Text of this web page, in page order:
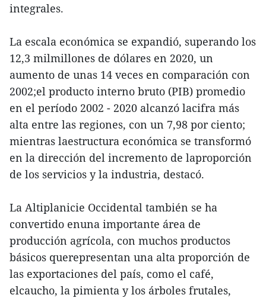
integrales.
La escala económica se expandió, superando los
12,3 milmillones de dólares en 2020, un
aumento de unas 14 veces en comparación con
2002;el producto interno bruto (PIB) promedio
en el período 2002 - 2020 alcanzó lacifra más
alta entre las regiones, con un 7,98 por ciento;
mientras laestructura económica se transformó
en la dirección del incremento de laproporción
de los servicios y la industria, destacó.
La Altiplanicie Occidental también se ha
convertido enuna importante área de
producción agrícola, con muchos productos
básicos querepresentan una alta proporción de
las exportaciones del país, como el café,
elcaucho, la pimienta y los árboles frutales,